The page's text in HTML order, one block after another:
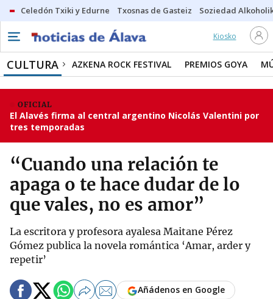
Celedón Txiki y Edurne Txosnas de Gasteiz Soziedad
Kiosko
CULTURA AZKENA ROCK FESTIVAL PREMIOS GOYA
OFICIAL
El Alavés firma al central argentino Nicolás Valentini por
tres temporadas
“Cuando una relación te
apaga o te hace dudar de lo
que vales, no es amor”
La escritora y profesora ayalesa Maitane Pérez
Gómez publica la novela romántica ‘Amar, arder y
repetir’
Añádenos en Google